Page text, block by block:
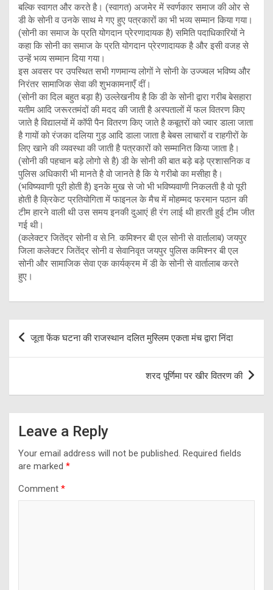
बल्कि स्वागत और करते है। (स्वागत) अजमेर में स्वर्णकार समाज की ओर से
डी के सोनी व उनके साथ मे गए हुए पत्रकारों का भी भव्य सम्मान किया गया।
(सोनी का समाज के प्रति योगदान प्रेरणादायक है) समिति पदाधिकारियों ने
कहा कि सोनी का समाज के प्रति योगदान प्रेरणादायक है और इसी वजह से
उन्हें भव्य सम्मान दिया गया।
इस अवसर पर उपस्थित सभी गणमान्य लोगों ने सोनी के उज्ज्वल भविष्य और
निरंतर सामाजिक सेवा की शुभकामनाएँ दीं।
(सोनी का दिल बहुत बड़ा है) उल्लेखनीय है कि डी के सोनी द्वारा गरीब बेसहारा
यतीम आदि जरूरतमंदों की मदद की जाती है अस्पतालों में फल वितरण किए
जाते है विद्यालयों में कॉपी पैन वितरण किए जाते है कबूतरों को ज्वार डाला जाता
है गायों को रंजका दलिया गुड़ आदि डाला जाता है बेबस लाचारों व राहगीरों के
लिए खाने की व्यवस्था की जाती है पत्रकारों को सम्मानित किया जाता है।
(सोनी की पहचान बड़े लोगो से है) डी के सोनी की बात बड़े बड़े प्रशासनिक व
पुलिस अधिकारी भी मानते है वो जानते है कि ये गरीबो का मसीहा है।
(भविष्यवाणी पूरी होती है) इनके मुख से जो भी भविष्यवाणी निकलती है वो पूरी
होती है क्रिकेट प्रतियोगिता में फाइनल के मैच में मोहम्मद फरमान पठान की
टीम हारने वाली थी उस समय इनकी दुआएं ही रंग लाई थी हारती हुई टीम जीत
गई थी।
(कलेक्टर जितेंद्र सोनी व से.नि. कमिश्नर बी एल सोनी से वार्तालाब) जयपुर
जिला कलेक्टर जितेंद्र सोनी व सेवानिवृत जयपुर पुलिस कमिश्नर बी एल
सोनी और सामाजिक सेवा एक कार्यक्रम में डी के सोनी से वार्तालाब करते
हुए।
Post
navigation
जूता फेंक घटना की राजस्थान दलित मुस्लिम एकता मंच द्वारा निंदा
शरद पूर्णिमा पर खीर वितरण की
Leave a Reply
Your email address will not be published. Required fields
are marked *
Comment *